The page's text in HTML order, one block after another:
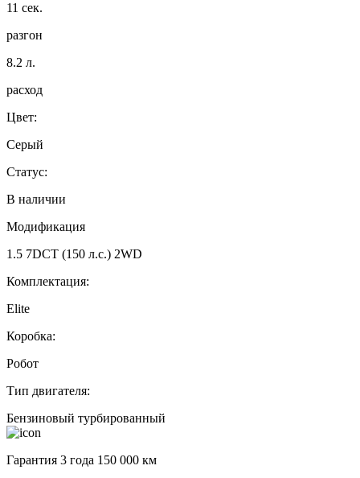
11 сек.
разгон
8.2 л.
расход
Цвет:
Серый
Статус:
В наличии
Модификация
1.5 7DCT (150 л.с.) 2WD
Комплектация:
Elite
Коробка:
Робот
Тип двигателя:
Бензиновый турбированный
Гарантия 3 года 150 000 км